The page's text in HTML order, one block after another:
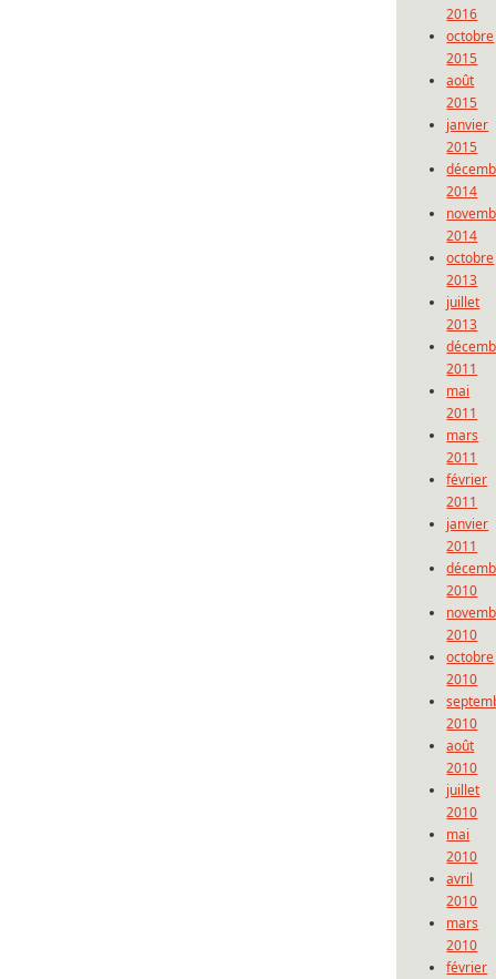
2016
octobre
2015
août
2015
janvier
2015
2014
2014
octobre
2013
juillet
2013
2011
mai
2011
mars
2011
février
2011
janvier
2011
2010
2010
octobre
2010
2010
août
2010
juillet
2010
mai
2010
avril
2010
mars
2010
février